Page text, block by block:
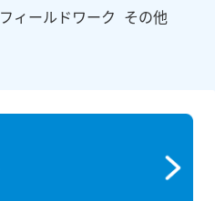
フィールドワーク その他